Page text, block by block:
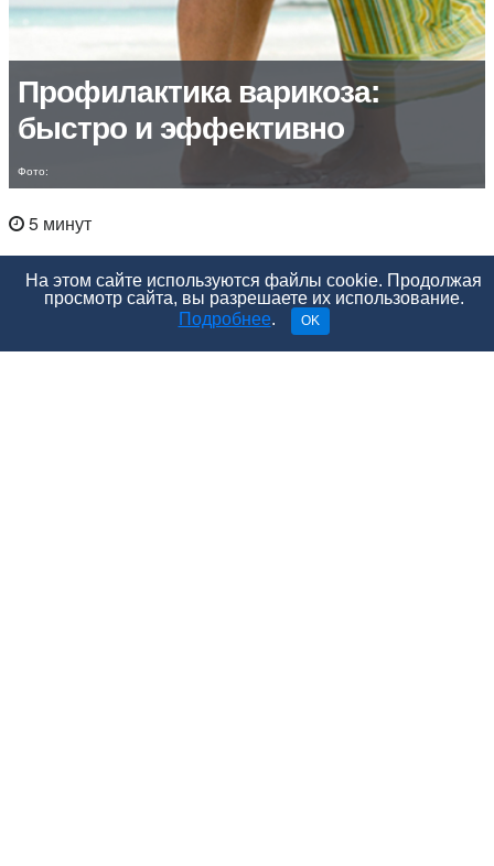
Профилактика варикоза:
быстро и эффективно
Фото:
5 минут
На этом сайте используются файлы cookie. Продолжая
просмотр сайта, вы разрешаете их использование.
Подробнее. OK